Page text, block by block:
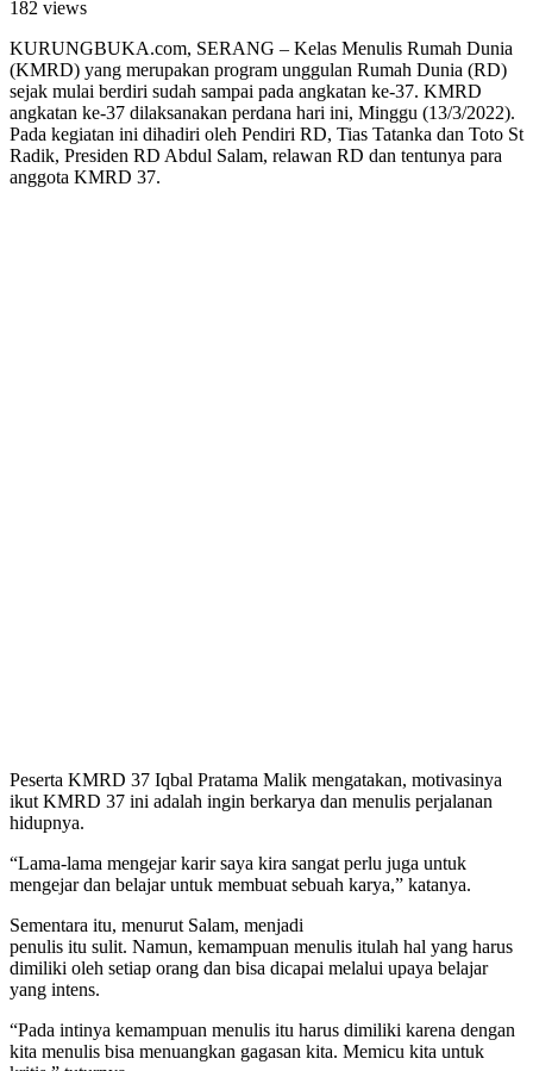
182 views
KURUNGBUKA.com, SERANG – Kelas Menulis Rumah Dunia
(KMRD) yang merupakan program unggulan Rumah Dunia (RD)
sejak mulai berdiri sudah sampai pada angkatan ke-37. KMRD
angkatan ke-37 dilaksanakan perdana hari ini, Minggu (13/3/2022).
Pada kegiatan ini dihadiri oleh Pendiri RD, Tias Tatanka dan Toto St
Radik, Presiden RD Abdul Salam, relawan RD dan tentunya para
anggota KMRD 37.
Peserta KMRD 37 Iqbal Pratama Malik mengatakan, motivasinya
ikut KMRD 37 ini adalah ingin berkarya dan menulis perjalanan
hidupnya.
“Lama-lama mengejar karir saya kira sangat perlu juga untuk
mengejar dan belajar untuk membuat sebuah karya,” katanya.
Sementara itu, menurut Salam, menjadi
penulis itu sulit. Namun, kemampuan menulis itulah hal yang harus
dimiliki oleh setiap orang dan bisa dicapai melalui upaya belajar
yang intens.
“Pada intinya kemampuan menulis itu harus dimiliki karena dengan
kita menulis bisa menuangkan gagasan kita. Memicu kita untuk